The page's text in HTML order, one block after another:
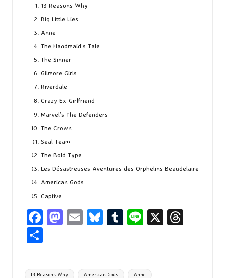
13 Reasons Why
Big Little Lies
Anne
The Handmaid’s Tale
The Sinner
Gilmore Girls
Riverdale
Crazy Ex-Girlfriend
Marvel’s The Defenders
The Crown
Seal Team
The Bold Type
Les Désastreuses Aventures des Orphelins Beaudelaire
American Gods
Captive
Fa
o
M
d
E
l
Bl
ky
T
bl
Li X
ta
Tags:
13 Reasons Why American Gods Anne